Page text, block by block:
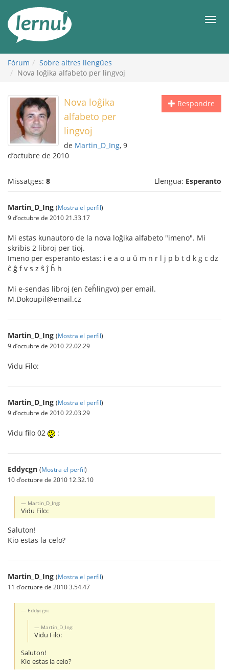
contingut
Fòrum
Sobre altres llengües
Nova loĝika alfabeto per lingvoj
Respondre
Nova loĝika
alfabeto per
lingvoj
de Martin_D_Ing, 9
d’octubre de 2010
Missatges: 8 Llengua: Esperanto
Martin_D_Ing (Mostra el perfil)
9 d’octubre de 2010 21.33.17
Mi estas kunautoro de la nova loĝika alfabeto "imeno". Mi
skribis 2 libroj per tioj.
Imeno per esperanto estas: i e a o u ŭ m n r l j p b t d k g c dz
ĉ ĝ f v s z ŝ ĵ ĥ h
Mi e-sendas libroj (en ĉeĥlingvo) per email.
M.Dokoupil@email.cz
Martin_D_Ing (Mostra el perfil)
9 d’octubre de 2010 22.02.29
Vidu Filo:
Martin_D_Ing (Mostra el perfil)
9 d’octubre de 2010 22.03.29
Vidu filo 02 :
Eddycgn (Mostra el perfil)
10 d’octubre de 2010 12.32.10
Martin_D_Ing:
Vidu Filo:
Saluton!
Kio estas la celo?
Martin_D_Ing (Mostra el perfil)
11 d’octubre de 2010 3.54.47
Eddycgn:
Martin_D_Ing:
Vidu Filo:
Saluton!
Kio estas la celo?